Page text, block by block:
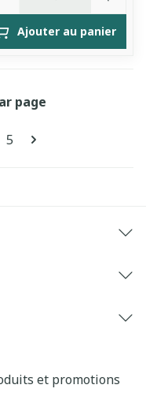
Ajouter au panier
la page
Page
5
page
et promotions